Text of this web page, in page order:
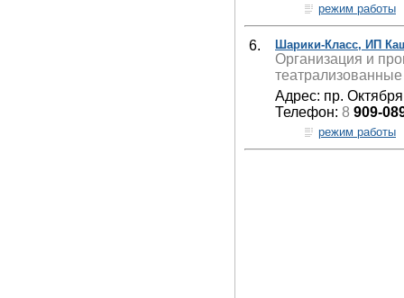
режим работы
6. Шарики-Класс, ИП
Организация и
Адрес: пр.
Телефон: 8 909-
режим работы